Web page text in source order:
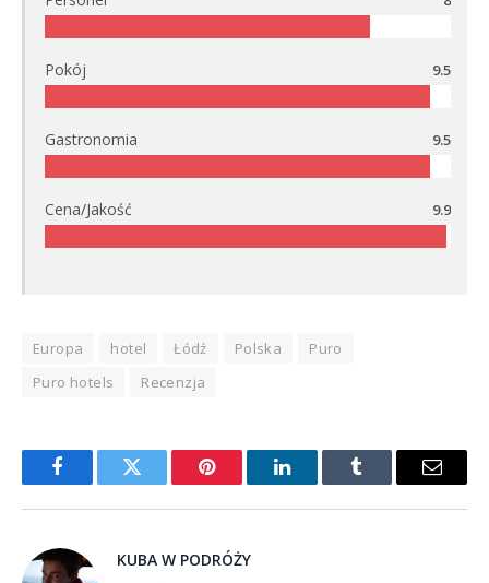
Pokój 9.5
Gastronomia 9.5
Cena/Jakość 9.9
Europa hotel Łódź Polska
Puro
Puro hotels
Recenzja
FacebookTwitter Pinterest LinkedInTumblr Email
KUBA W PODRÓŻY